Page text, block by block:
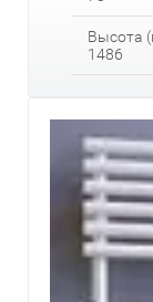
Высота
1486